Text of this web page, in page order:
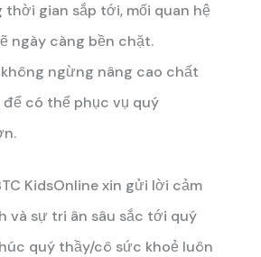
thời gian sắp tới, mối quan hệ
ngày càng bền chặt.
không ngừng nâng cao chất
có thể phục vụ quý
KidsOnline xin gửi lời cảm
và sự tri ân sâu sắc tới quý
quý thầy/cô sức khoẻ luôn